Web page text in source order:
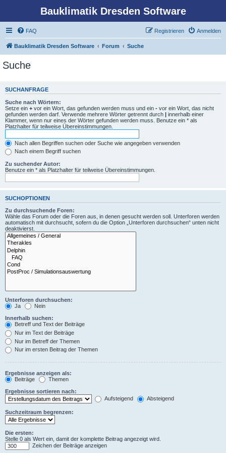
Bauklimatik Dresden Software
FAQ Anmelden
Registrieren
Bauklimatik Dresden Software Forum Suche
Suche
SUCHANFRAGE
Suche nach Wörtern:
Setze ein + vor ein Wort, das gefunden werden muss und ein - vor ein Wort, das nicht
gefunden werden darf. Verwende mehrere Wörter getrennt durch | innerhalb einer
Klammer, wenn nur eines der Wörter gefunden werden muss. Benutze ein * als
Platzhalter für teilweise Übereinstimmungen.
Nach allen Begriffen suchen oder Suche wie angegeben verwenden
Nach einem Begriff suchen
Zu suchender Autor:
Benutze ein * als Platzhalter für teilweise Übereinstimmungen.
SUCHOPTIONEN
Zu durchsuchende Foren:
Wähle das Forum oder die Foren aus, in denen gesucht werden soll. Unterforen werden
automatisch mit durchsucht, sofern du die Option „Unterforen durchsuchen“ unten nicht
deaktivierst.
Unterforen durchsuchen:
Ja
Nein
Innerhalb suchen:
Betreff und Text der Beiträge
Nur im Text der Beiträge
Nur im Betreff der Themen
Nur im ersten Beitrag der Themen
Ergebnisse anzeigen als:
Beiträge
Themen
Ergebnisse sortieren nach:
Aufsteigend
Absteigend
Suchzeitraum begrenzen:
Die ersten:
Stelle 0 als Wert ein, damit der komplette Beitrag angezeigt wird.
Zeichen der Beiträge anzeigen